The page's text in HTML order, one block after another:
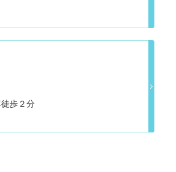
歩２分